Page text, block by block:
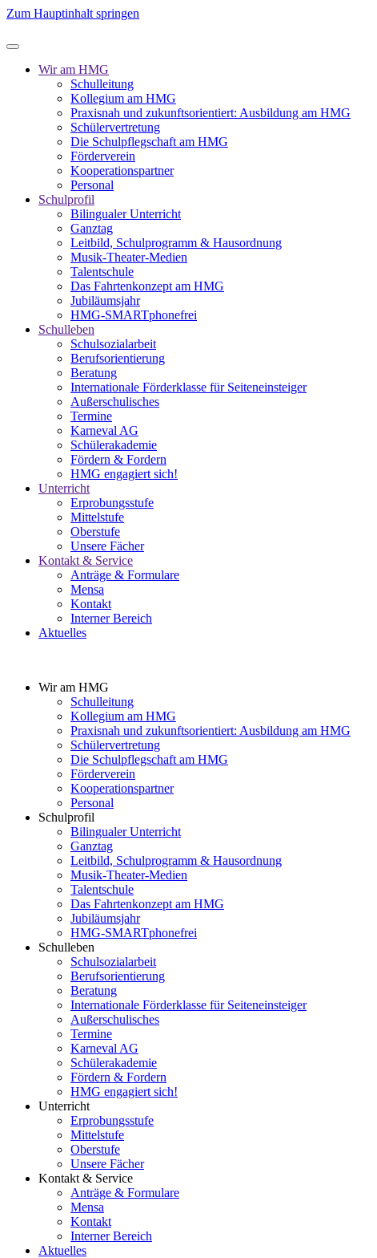
Zum Hauptinhalt springen
Wir am HMG
Schulleitung
Kollegium am HMG
Praxisnah und zukunftsorientiert: Ausbildung am HMG
Schülervertretung
Die Schulpflegschaft am HMG
Förderverein
Kooperationspartner
Personal
Schulprofil
Bilingualer Unterricht
Ganztag
Leitbild, Schulprogramm & Hausordnung
Musik-Theater-Medien
Talentschule
Das Fahrtenkonzept am HMG
Jubiläumsjahr
HMG-SMARTphonefrei
Schulleben
Schulsozialarbeit
Berufsorientierung
Beratung
Internationale Förderklasse für Seiteneinsteiger
Außerschulisches
Termine
Karneval AG
Schülerakademie
Fördern & Fordern
HMG engagiert sich!
Unterricht
Erprobungsstufe
Mittelstufe
Oberstufe
Unsere Fächer
Kontakt & Service
Anträge & Formulare
Mensa
Kontakt
Interner Bereich
Aktuelles
Wir am HMG
Schulleitung
Kollegium am HMG
Praxisnah und zukunftsorientiert: Ausbildung am HMG
Schülervertretung
Die Schulpflegschaft am HMG
Förderverein
Kooperationspartner
Personal
Schulprofil
Bilingualer Unterricht
Ganztag
Leitbild, Schulprogramm & Hausordnung
Musik-Theater-Medien
Talentschule
Das Fahrtenkonzept am HMG
Jubiläumsjahr
HMG-SMARTphonefrei
Schulleben
Schulsozialarbeit
Berufsorientierung
Beratung
Internationale Förderklasse für Seiteneinsteiger
Außerschulisches
Termine
Karneval AG
Schülerakademie
Fördern & Fordern
HMG engagiert sich!
Unterricht
Erprobungsstufe
Mittelstufe
Oberstufe
Unsere Fächer
Kontakt & Service
Anträge & Formulare
Mensa
Kontakt
Interner Bereich
Aktuelles